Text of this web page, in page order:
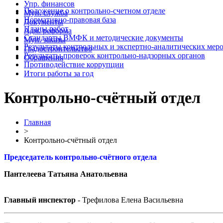
Упр. финансов
Мун. служба
Документы
Адм. реформа
Мун. заказы
Градостроительство
Обращения
Положение о контрольно-счетном отделе
Нормативно-правовая база
Планы работ
Стандарты ВМФК и методические документы
Результаты контрольных и экспертно-аналитических
Результаты проверок контрольно-надзорных органов
Противодействие коррупции
Итоги работы за год
Контрольно-счётный отдел
Главная
>
Контрольно-счётный отдел
Председатель контрольно-счётного отдела
Пантелеева Татьяна Анатольевна
Главный инспектор - Трефилова Елена Васильевна